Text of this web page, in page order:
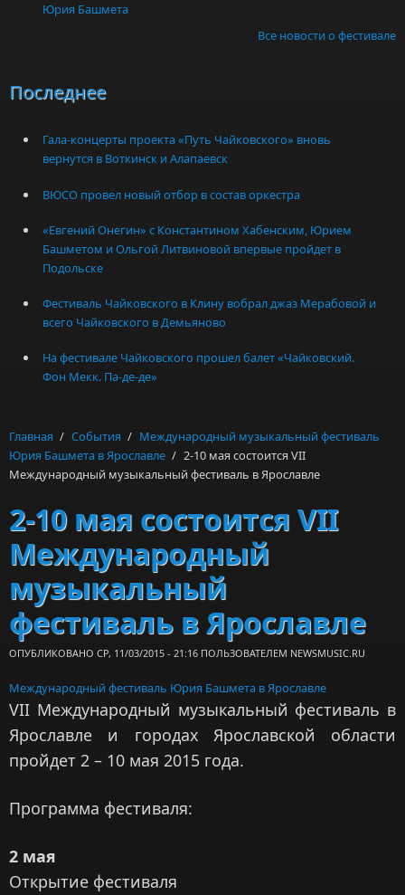
Юрия Башмета
Все новости о фестивале
Последнее
Гала-концерты проекта «Путь Чайковского» вновь
вернутся в Воткинск и Алапаевск
ВЮСО провел новый отбор в состав оркестра
«Евгений Онегин» с Константином Хабенским, Юрием
Башметом и Ольгой Литвиновой впервые пройдет в
Подольске
Фестиваль Чайковского в Клину вобрал джаз Мерабовой и
всего Чайковского в Демьяново
На фестивале Чайковского прошел балет «Чайковский.
Фон Мекк. Па-де-де»
Главная / События / Международный музыкальный фестиваль
Юрия Башмета в Ярославле / 2-10 мая состоится VII
Международный музыкальный фестиваль в Ярославле
2-10 мая состоится VII
Международный
музыкальный
фестиваль в Ярославле
ОПУБЛИКОВАНО СР, 11/03/2015 - 21:16 ПОЛЬЗОВАТЕЛЕМ NEWSMUSIC.RU
Международный фестиваль Юрия Башмета в Ярославле
VII Международный музыкальный фестиваль в
Ярославле и городах Ярославской области
пройдет 2 – 10 мая 2015 года.
Программа фестиваля:
2 мая
Открытие фестиваля